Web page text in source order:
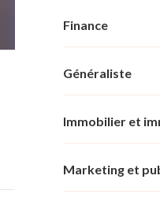
Finance
Généraliste
Immobilier et
Marketing et